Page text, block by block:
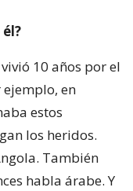
10 años por el
en
estos
los heridos.
También
habla árabe. Y